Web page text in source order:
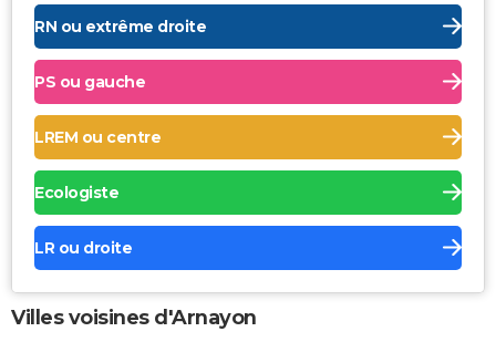
RN ou extrême droite
PS ou gauche
LREM ou centre
Ecologiste
LR ou droite
Villes voisines d'Arnayon